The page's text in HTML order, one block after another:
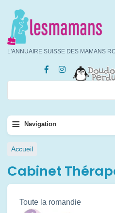
contenu
principal
L'ANNUAIRE SUISSE DES MAMANS
Rechercher
Navigation
principale
≡ Navigation
Fil
d'Ariane
Accueil
Cabinet
Toute la romandie